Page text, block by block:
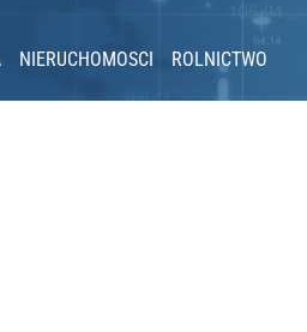
NIERUCHOMOSCI ROLNICTWO